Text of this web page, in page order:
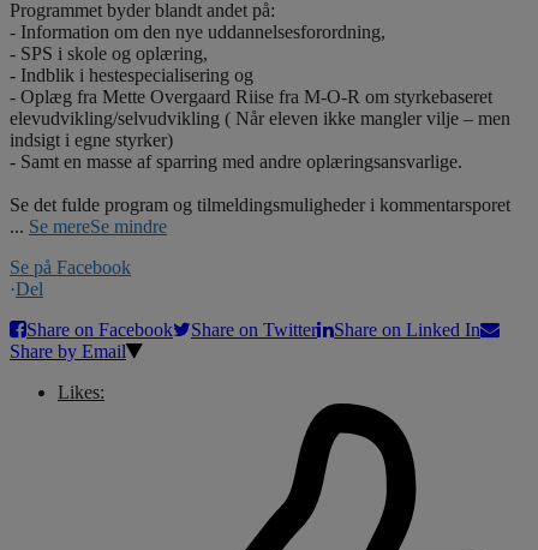
Programmet byder blandt andet på:
- Information om den nye uddannelsesforordning,
- SPS i skole og oplæring,
- Indblik i hestespecialisering og
- Oplæg fra Mette Overgaard Riise fra M-O-R om styrkebaseret
elevudvikling/selvudvikling ( Når eleven ikke mangler vilje – men
indsigt i egne styrker)
- Samt en masse af sparring med andre oplæringsansvarlige.
Se det fulde program og tilmeldingsmuligheder i kommentarsporet
... Se mereSe mindre
Se på Facebook
·Del
Share on Facebook
Share on Twitter
Share on Linked In
Share by Email
Likes: